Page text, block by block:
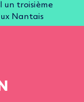
un troisième
Nantais